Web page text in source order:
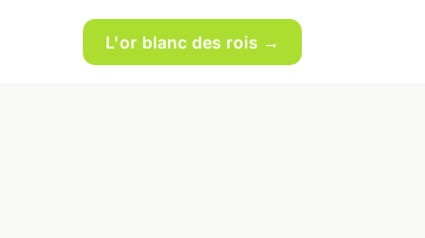
L'or blanc des rois →